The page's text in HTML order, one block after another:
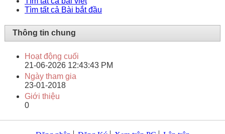
Tìm tất cả Bài bắt đầu
Thông tin chung
Hoạt động cuối
21-06-2026 12:43:43 PM
Ngày tham gia
23-01-2018
Giới thiệu
0